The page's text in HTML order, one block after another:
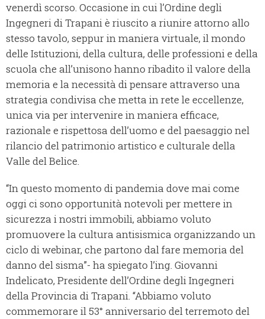
venerdì scorso. Occasione in cui l’Ordine degli
Ingegneri di Trapani è riuscito a riunire attorno allo
stesso tavolo, seppur in maniera virtuale, il mondo
delle Istituzioni, della cultura, delle professioni e della
scuola che all’unisono hanno ribadito il valore della
memoria e la necessità di pensare attraverso una
strategia condivisa che metta in rete le eccellenze,
unica via per intervenire in maniera efficace,
razionale e rispettosa dell’uomo e del paesaggio nel
rilancio del patrimonio artistico e culturale della
Valle del Belice.
“In questo momento di pandemia dove mai come
oggi ci sono opportunità notevoli per mettere in
sicurezza i nostri immobili, abbiamo voluto
promuovere la cultura antisismica organizzando un
ciclo di webinar, che partono dal fare memoria del
danno del sisma”- ha spiegato l’ing. Giovanni
Indelicato, Presidente dell’Ordine degli Ingegneri
della Provincia di Trapani. “Abbiamo voluto
commemorare il 53° anniversario del terremoto del